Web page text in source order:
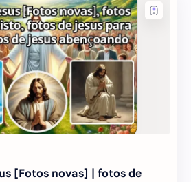
[Fotos novas] | fotos de